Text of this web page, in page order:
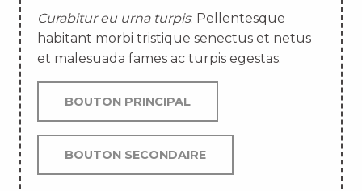
Curabitur eu urna turpis. Pellentesque
habitant morbi tristique senectus et netus
et malesuada fames ac turpis egestas.
BOUTON PRINCIPAL
BOUTON SECONDAIRE